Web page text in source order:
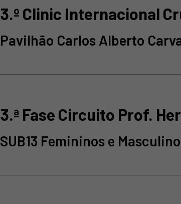
3.º Clinic Internacional
Pavilhão Carlos Alberto
3.ª Fase Circuito Prof.
SUB13 Femininos e